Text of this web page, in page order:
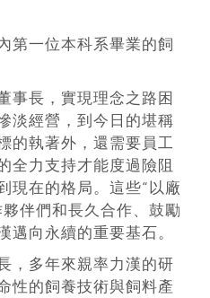
第一位本科系畢業的飼
事長，實現理念之路困
淡經營，到今日的堪稱
的執著外，還需要員工
全力支持才能度過險阻
現在的格局。這些“以廠
伴們和長久合作、鼓勵
邁向永續的重要基石。
，多年來親率力漢的研
性的飼養技術與飼料產